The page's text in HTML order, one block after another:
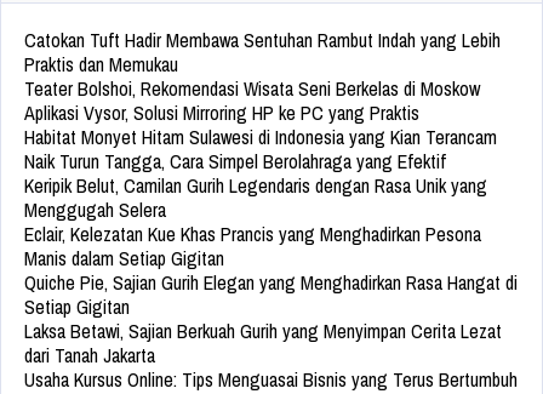
Catokan Tuft Hadir Membawa Sentuhan Rambut Indah yang Lebih
Praktis dan Memukau
Teater Bolshoi, Rekomendasi Wisata Seni Berkelas di Moskow
Aplikasi Vysor, Solusi Mirroring HP ke PC yang Praktis
Habitat Monyet Hitam Sulawesi di Indonesia yang Kian Terancam
Naik Turun Tangga, Cara Simpel Berolahraga yang Efektif
Keripik Belut, Camilan Gurih Legendaris dengan Rasa Unik yang
Menggugah Selera
Eclair, Kelezatan Kue Khas Prancis yang Menghadirkan Pesona
Manis dalam Setiap Gigitan
Quiche Pie, Sajian Gurih Elegan yang Menghadirkan Rasa Hangat di
Setiap Gigitan
Laksa Betawi, Sajian Berkuah Gurih yang Menyimpan Cerita Lezat
dari Tanah Jakarta
Usaha Kursus Online: Tips Menguasai Bisnis yang Terus Bertumbuh